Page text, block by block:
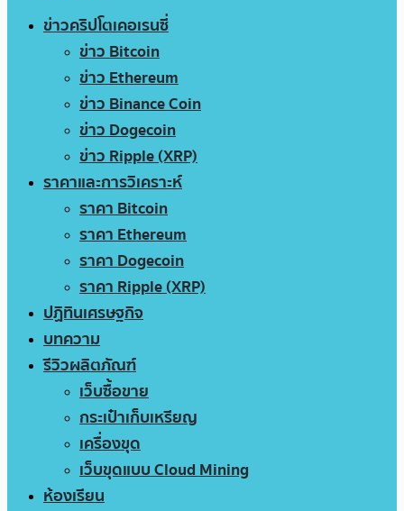
ข่าวคริปโตเคอเรนซี่
ข่าว Bitcoin
ข่าว Ethereum
ข่าว Binance Coin
ข่าว Dogecoin
ข่าว Ripple (XRP)
ราคาและการวิเคราะห์
ราคา Bitcoin
ราคา Ethereum
ราคา Dogecoin
ราคา Ripple (XRP)
ปฏิทินเศรษฐกิจ
บทความ
รีวิวผลิตภัณฑ์
เว็บซื้อขาย
กระเป๋าเก็บเหรียญ
เครื่องขุด
เว็บขุดแบบ Cloud Mining
ห้องเรียน